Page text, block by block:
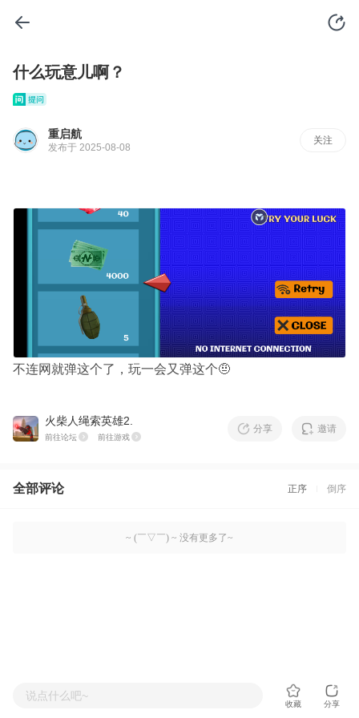
什么玩意儿啊？
重启航
发布于 2025-08-08
关注
不连网就弹这个了，玩一会又弹这个🤨
火柴人绳索英雄2.
前往论坛 前往游戏
分享 邀请
全部评论 正序 倒序
~ (￣▽￣) ~ 没有更多了~
说点什么吧~
收藏 分享